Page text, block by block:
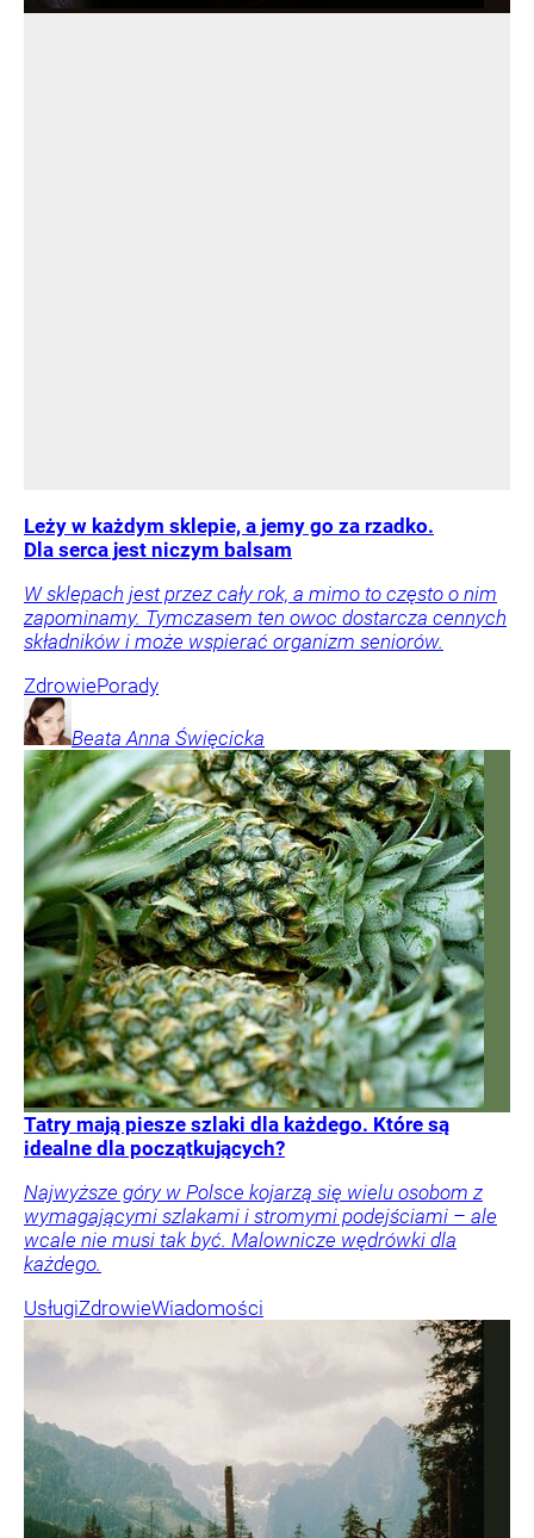
Leży w każdym sklepie, a jemy go za rzadko.
Dla serca jest niczym balsam
W sklepach jest przez cały rok, a mimo to często o nim
zapominamy. Tymczasem ten owoc dostarcza cennych
składników i może wspierać organizm seniorów.
ZdrowiePorady
Beata Anna Święcicka
Tatry mają piesze szlaki dla każdego. Które są
idealne dla początkujących?
Najwyższe góry w Polsce kojarzą się wielu osobom z
wymagającymi szlakami i stromymi podejściami – ale
wcale nie musi tak być. Malownicze wędrówki dla
każdego.
UsługiZdrowieWiadomości